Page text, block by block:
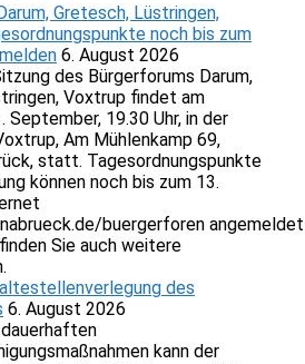
Gretesch, Lüstringen,
noch bis zum
6. August 2026
des Bürgerforums Darum,
Voxtrup findet am
September, 19.30 Uhr, in der
Am Mühlenkamp 69,
statt. Tagesordnungspunkte
können noch bis zum 13.
buergerforen angemeldet
Sie auch weitere
des
6. August 2026
kann der